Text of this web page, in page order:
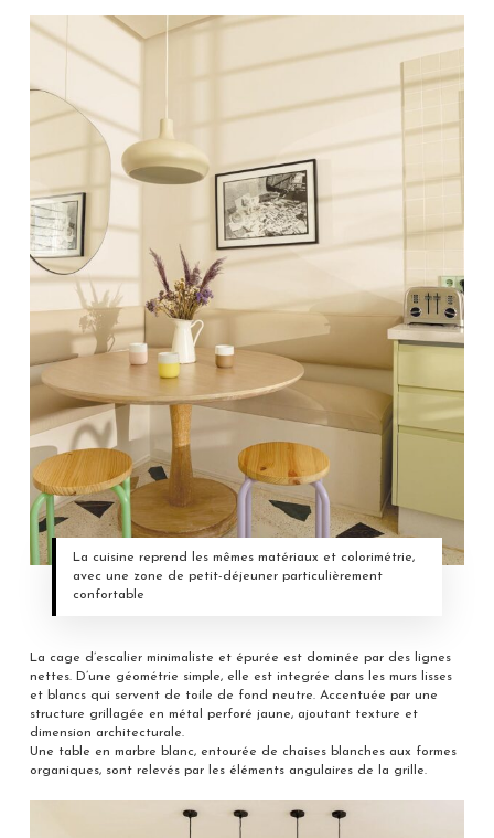
La cuisine reprend les mêmes matériaux et colorimétrie,
avec une zone de petit-déjeuner particulièrement
confortable
La cage d’escalier minimaliste et épurée est dominée par des lignes
nettes. D’une géométrie simple, elle est integrée dans les murs lisses
et blancs qui servent de toile de fond neutre. Accentuée par une
structure grillagée en métal perforé jaune, ajoutant texture et
dimension architecturale.
Une table en marbre blanc, entourée de chaises blanches aux formes
organiques, sont relevés par les éléments angulaires de la grille.